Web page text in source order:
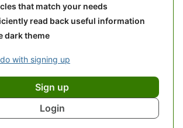
that match your needs
read back useful information
dark theme
with signing up
Sign up
Login